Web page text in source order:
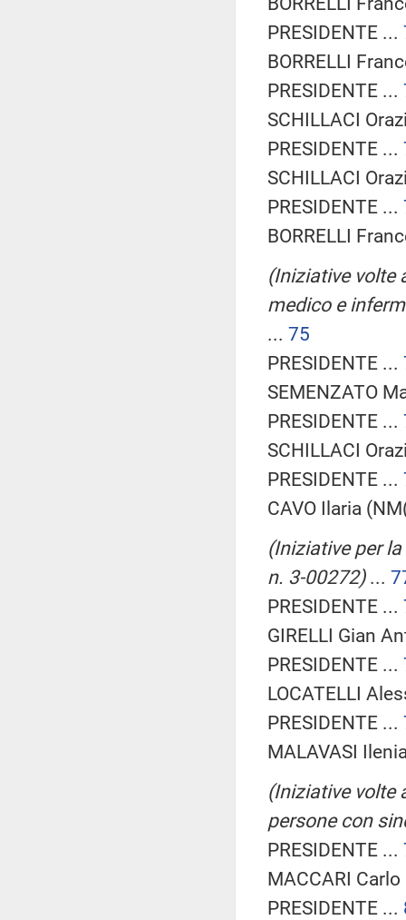
PRESIDENTE ...
BORRELLI
PRESIDENTE ...
SCHILLACI
PRESIDENTE ...
SCHILLACI
PRESIDENTE ...
BORRELLI
(Iniziative volte
medico e
... 75
PRESIDENTE ...
SEMENZATO
PRESIDENTE ...
SCHILLACI
PRESIDENTE ...
CAVO Ilaria
(Iniziative per
n. 3-00272)...
PRESIDENTE ...
GIRELLI Gian
PRESIDENTE ...
LOCATELLI
PRESIDENTE ...
MALAVASI
(Iniziative volte
persone con
PRESIDENTE ...
MACCARI
PRESIDENTE ...